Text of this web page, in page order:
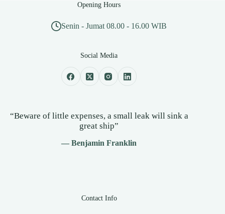
Opening Hours
Senin - Jumat 08.00 - 16.00 WIB
Social Media
“Beware of little expenses, a small leak will sink a
great ship”
— Benjamin Franklin
Contact Info